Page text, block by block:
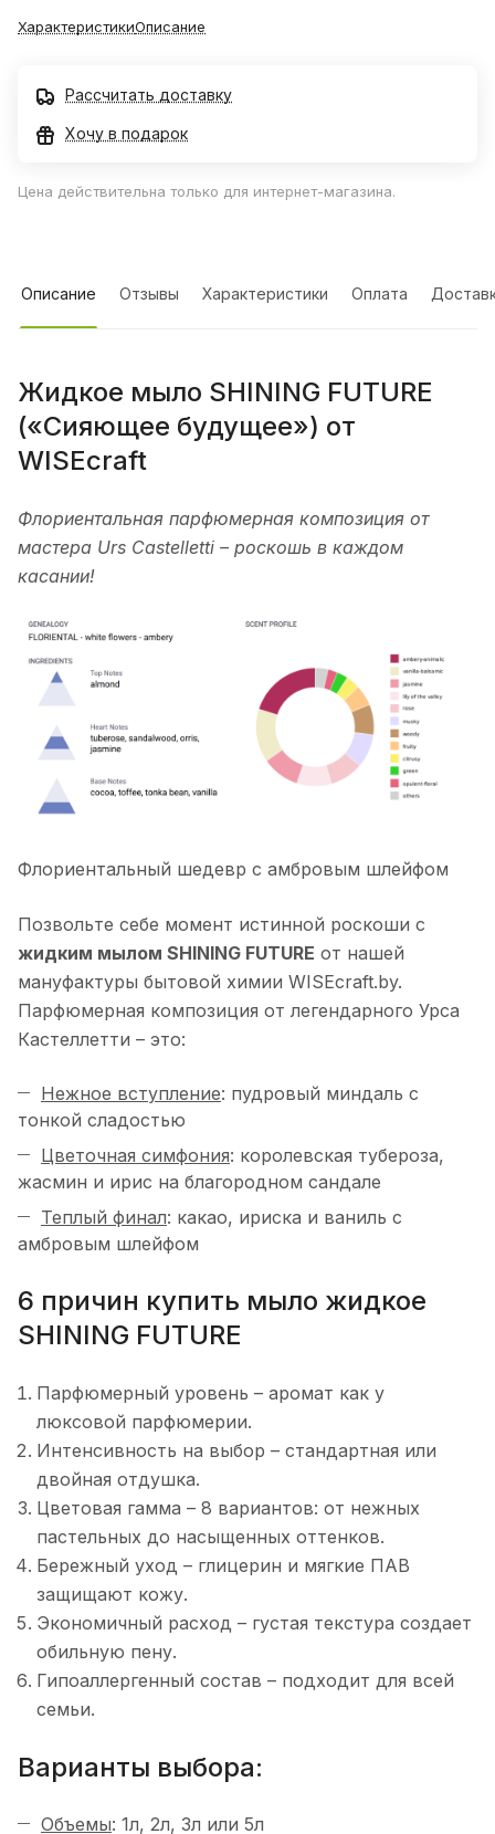
ХарактеристикиОписание
Рассчитать доставку
Хочу в подарок
Цена действительна только для интернет-магазина.
Описание Отзывы Характеристики Оплата
Жидкое мыло SHINING FUTURE
(«Сияющее будущее») от
WISEcraft
Флориентальная парфюмерная композиция от
мастера Urs Castelletti – роскошь в каждом
касании!
Флориентальный шедевр с амбровым шлейфом
Позвольте себе момент истинной роскоши с
жидким мылом SHINING FUTURE от нашей
мануфактуры бытовой химии WISEcraft.by.
Парфюмерная композиция от легендарного Урса
Кастеллетти – это:
Нежное вступление: пудровый миндаль с
тонкой сладостью
Цветочная симфония: королевская тубероза,
жасмин и ирис на благородном сандале
Теплый финал: какао, ириска и ваниль с
амбровым шлейфом
6 причин купить мыло жидкое
SHINING FUTURE
Парфюмерный уровень – аромат как у
люксовой парфюмерии.
Интенсивность на выбор – стандартная или
двойная отдушка.
Цветовая гамма – 8 вариантов: от нежных
пастельных до насыщенных оттенков.
Бережный уход – глицерин и мягкие ПАВ
защищают кожу.
Экономичный расход – густая текстура создает
обильную пену.
Гипоаллергенный состав – подходит для всей
семьи.
Варианты выбора:
Объемы: 1л, 2л, 3л или 5л